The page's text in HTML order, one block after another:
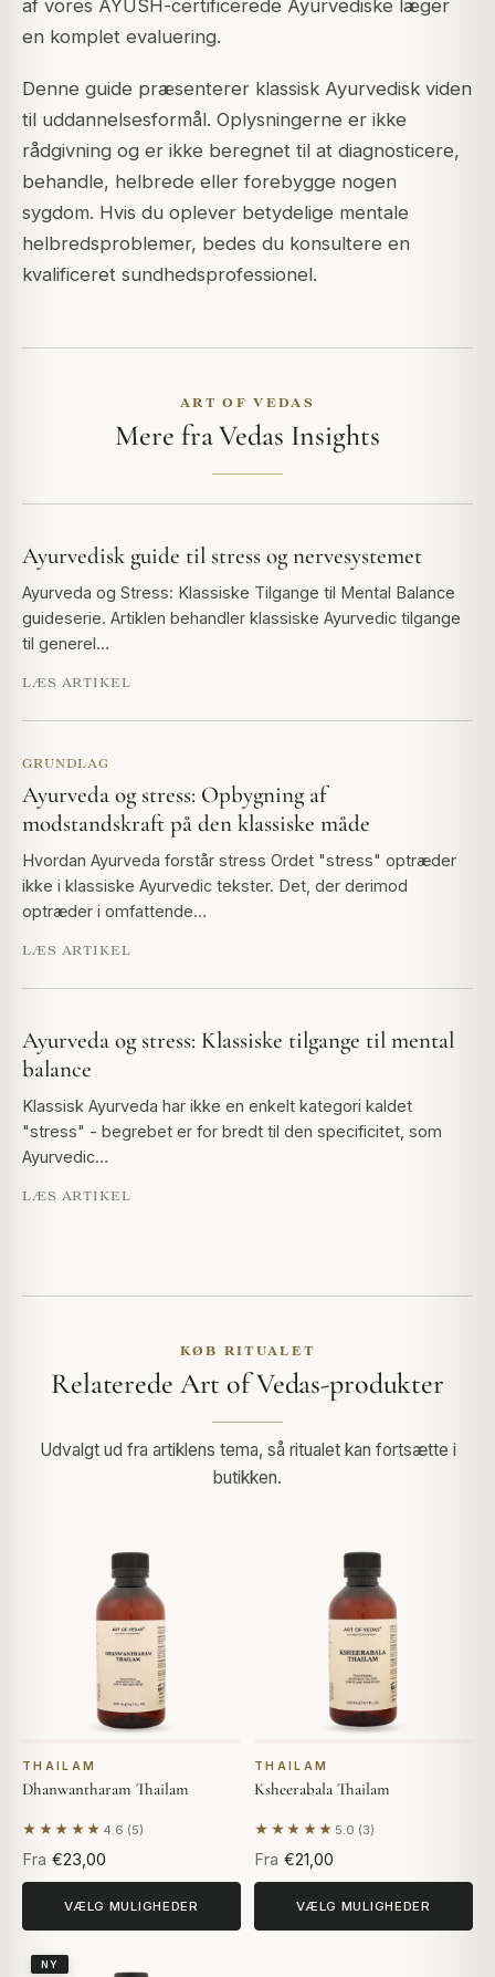
af vores AYUSH-certificerede Ayurvediske læger
en komplet evaluering.
Denne guide præsenterer klassisk Ayurvedisk viden
til uddannelsesformål. Oplysningerne er ikke
rådgivning og er ikke beregnet til at diagnosticere,
behandle, helbrede eller forebygge nogen
sygdom. Hvis du oplever betydelige mentale
helbredsproblemer, bedes du konsultere en
kvalificeret sundhedsprofessionel.
ART OF VEDAS
Mere fra Vedas Insights
Ayurvedisk guide til stress og nervesystemet
Ayurveda og Stress: Klassiske Tilgange til Mental Balance
guideserie. Artiklen behandler klassiske Ayurvedic tilgange
til generel…
LÆS ARTIKEL
GRUNDLAG
Ayurveda og stress: Opbygning af
modstandskraft på den klassiske måde
Hvordan Ayurveda forstår stress Ordet "stress" optræder
ikke i klassiske Ayurvedic tekster. Det, der derimod
optræder i omfattende…
LÆS ARTIKEL
Ayurveda og stress: Klassiske tilgange til mental
balance
Klassisk Ayurveda har ikke en enkelt kategori kaldet
"stress" - begrebet er for bredt til den specificitet, som
Ayurvedic…
LÆS ARTIKEL
KØB RITUALET
Relaterede Art of Vedas-produkter
Udvalgt ud fra artiklens tema, så ritualet kan fortsætte i
butikken.
THAILAM
Dhanwantharam Thailam
★★★★★ 4.6 (5)
Baseret på 5 anmeldelser
Fra €23,00
VÆLG MULIGHEDER
THAILAM
Ksheerabala Thailam
★★★★★ 5.0 (3)
Baseret på 3 anmeldelser
Fra €21,00
VÆLG MULIGHEDER
NY